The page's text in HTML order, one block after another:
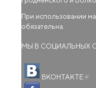
При использовании
обязательна.
МЫ В СОЦИАЛЬНЫХ
ВКОНТАКТЕ